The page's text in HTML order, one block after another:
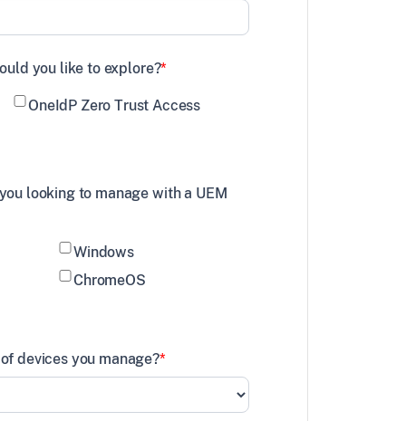
you like to explore?*
OneIdP Zero Trust Access
looking to manage with a UEM
Windows
ChromeOS
devices you manage?*